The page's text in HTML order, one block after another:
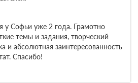
у Софьи уже 2 года. Грамотно
темы и задания, творческий
и абсолютная заинтересованность
Спасибо!